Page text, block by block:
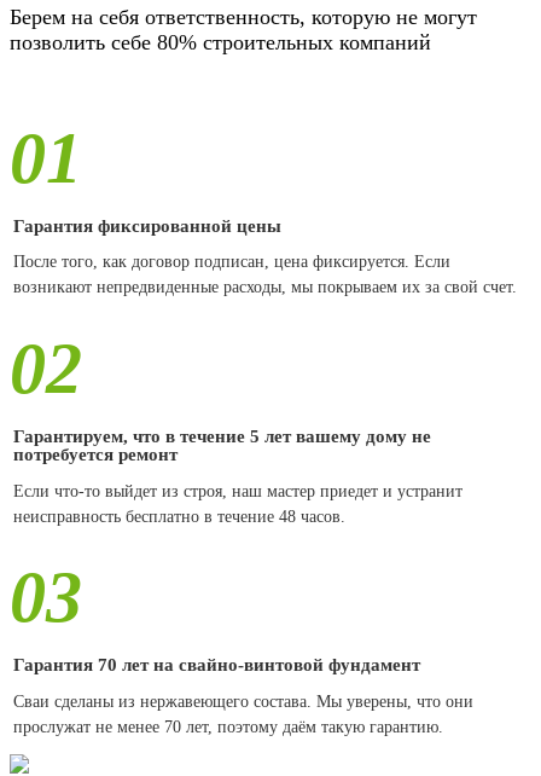
Берем на себя ответственность, которую не могут
позволить себе 80% строительных компаний
01
Гарантия фиксированной цены
После того, как договор подписан, цена фиксируется. Если
возникают непредвиденные расходы, мы покрываем их за свой счет.
02
Гарантируем, что в течение 5 лет вашему дому не
потребуется ремонт
Если что-то выйдет из строя, наш мастер приедет и устранит
неисправность бесплатно в течение 48 часов.
03
Гарантия 70 лет на свайно-винтовой фундамент
Сваи сделаны из нержавеющего состава. Мы уверены, что они
прослужат не менее 70 лет, поэтому даём такую гарантию.